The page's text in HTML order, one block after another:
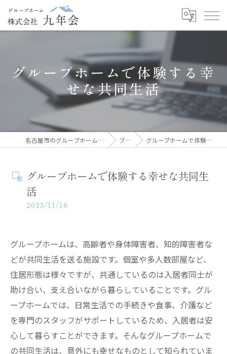
グループホームで体験する幸
せな共同生活
名古屋市のグループホームなら株式会社九年会 ブログ グループホームで体験する幸せな共同生活
グループホームで体験する幸せな共同生
活
2023/11/16
グループホームは、高齢者や身体障害者、知的障害者な
どが共同生活を送る施設です。個室や多人数部屋など、
住居形態は様々ですが、共通しているのは入居者同士が
助け合い、支え合いながら暮らしていることです。グル
ープホームでは、日常生活での手続きや食事、介護など
を専門のスタッフがサポートしているため、入居者は安
心して暮らすことができます。そんなグループホームで
の共同生活は、意外にも幸せなものとして知られていま